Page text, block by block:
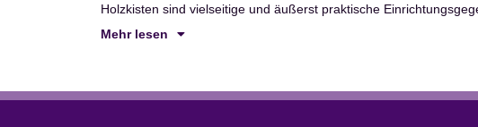
Holzkisten sind vielseitige und äußerst praktische
Mehr lesen